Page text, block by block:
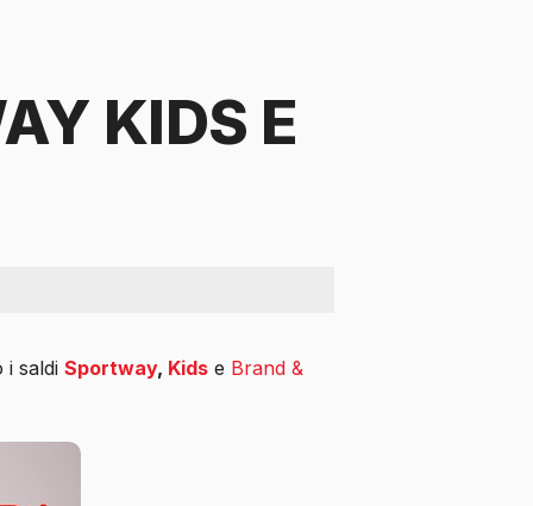
KIDS E
i saldi Sportway, Kidse Brand &